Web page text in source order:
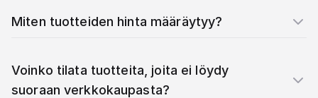
Miten tuotteiden hinta määräytyy?
Voinko tilata tuotteita, joita ei löydy
suoraan verkkokaupasta?